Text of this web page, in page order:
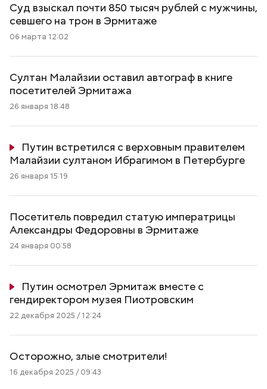
Суд взыскал почти 850 тысяч рублей с мужчины,
севшего на трон в Эрмитаже
06 марта 12:02
Султан Малайзии оставил автограф в книге
посетителей Эрмитажа
26 января 18:48
Путин встретился с верховным правителем
Малайзии султаном Ибрагимом в Петербурге
26 января 15:19
Посетитель повредил статую императрицы
Александры Федоровны в Эрмитаже
24 января 00:58
Путин осмотрел Эрмитаж вместе с
гендиректором музея Пиотровским
22 декабря 2025 / 12:24
Осторожно, злые смотрители!
16 декабря 2025 / 09:43